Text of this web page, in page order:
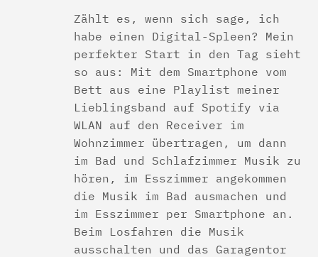
Zählt es, wenn sich sage, ich
habe einen Digital-Spleen? Mein
perfekter Start in den Tag sieht
so aus: Mit dem Smartphone vom
Bett aus eine Playlist meiner
Lieblingsband auf Spotify via
WLAN auf den Receiver im
Wohnzimmer übertragen, um dann
im Bad und Schlafzimmer Musik zu
hören, im Esszimmer angekommen
die Musik im Bad ausmachen und
im Esszimmer per Smartphone an.
Beim Losfahren die Musik
ausschalten und das Garagentor